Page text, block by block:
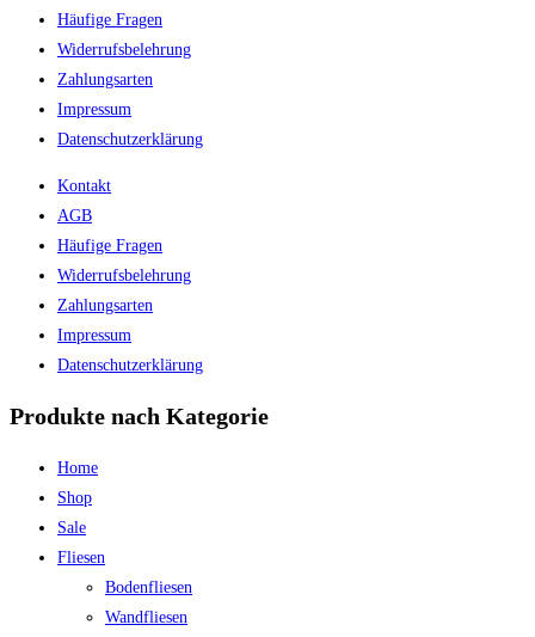
Häufige Fragen
Widerrufsbelehrung
Zahlungsarten
Impressum
Datenschutzerklärung
Kontakt
AGB
Häufige Fragen
Widerrufsbelehrung
Zahlungsarten
Impressum
Datenschutzerklärung
Produkte nach Kategorie
Home
Shop
Sale
Fliesen
Bodenfliesen
Wandfliesen